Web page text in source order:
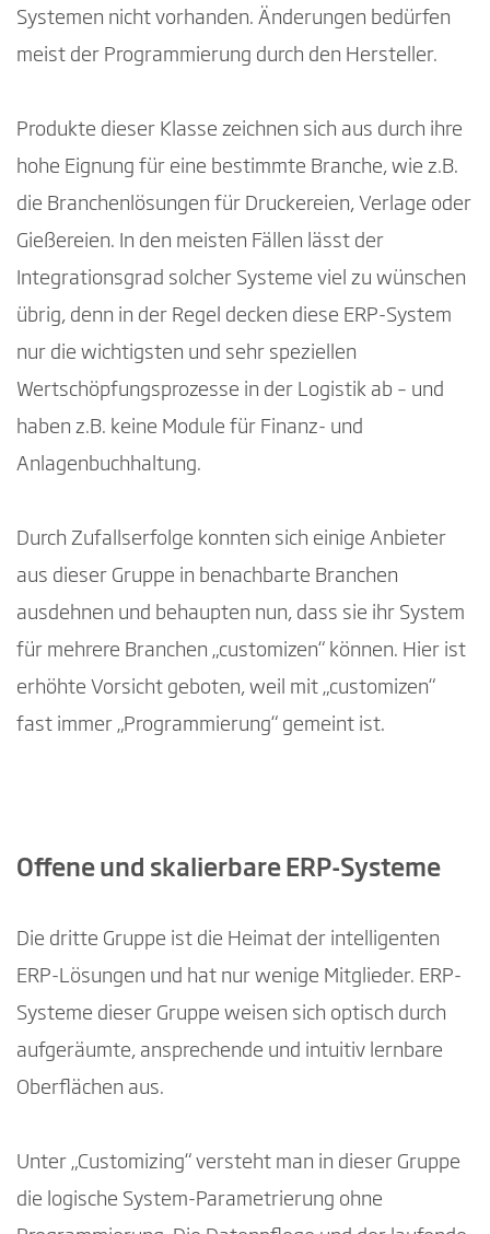
Systemen nicht vorhanden. Änderungen bedürfen
meist der Programmierung durch den Hersteller.
Produkte dieser Klasse zeichnen sich aus durch ihre
hohe Eignung für eine bestimmte Branche, wie z.B.
die Branchenlösungen für Druckereien, Verlage oder
Gießereien. In den meisten Fällen lässt der
Integrationsgrad solcher Systeme viel zu wünschen
übrig, denn in der Regel decken diese ERP-System
nur die wichtigsten und sehr speziellen
Wertschöpfungsprozesse in der Logistik ab – und
haben z.B. keine Module für Finanz- und
Anlagenbuchhaltung.
Durch Zufallserfolge konnten sich einige Anbieter
aus dieser Gruppe in benachbarte Branchen
ausdehnen und behaupten nun, dass sie ihr System
für mehrere Branchen „customizen“ können. Hier ist
erhöhte Vorsicht geboten, weil mit „customizen“
fast immer „Programmierung“ gemeint ist.
Offene und skalierbare ERP-Systeme
Die dritte Gruppe ist die Heimat der intelligenten
ERP-Lösungen und hat nur wenige Mitglieder. ERP-
Systeme dieser Gruppe weisen sich optisch durch
aufgeräumte, ansprechende und intuitiv lernbare
Oberflächen aus.
Unter „Customizing“ versteht man in dieser Gruppe
die logische System-Parametrierung ohne